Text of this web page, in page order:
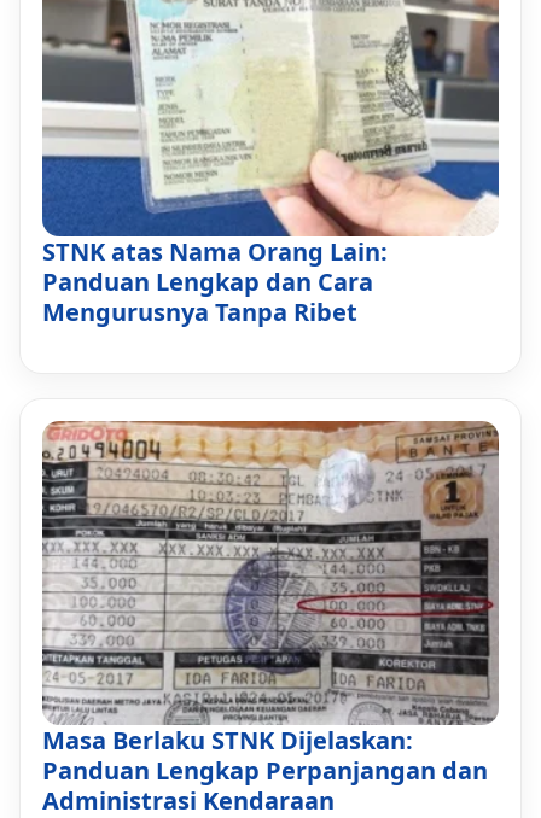
STNK atas Nama Orang Lain:
Panduan Lengkap dan Cara
Mengurusnya Tanpa Ribet
Masa Berlaku STNK Dijelaskan:
Panduan Lengkap Perpanjangan dan
Administrasi Kendaraan